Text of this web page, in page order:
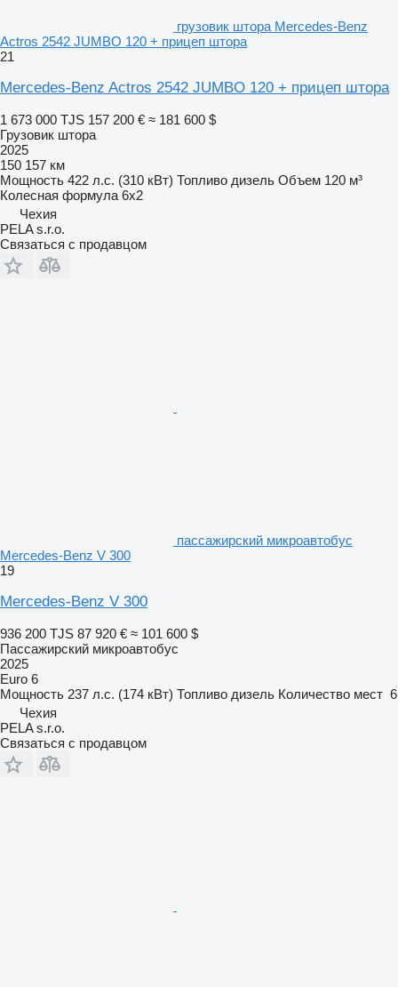
грузовик штора Mercedes-Benz
Actros 2542 JUMBO 120 + прицеп штора
21
Mercedes-Benz Actros 2542 JUMBO 120 + прицеп штора
1 673 000 TJS 157 200 € ≈ 181 600 $
Грузовик штора
2025
150 157 км
Мощность 422 л.с. (310 кВт) Топливо дизель Объем 120 м³
Колесная формула 6x2
Чехия
PELA s.r.o.
Связаться с продавцом
пассажирский микроавтобус
Mercedes-Benz V 300
19
Mercedes-Benz V 300
936 200 TJS 87 920 € ≈ 101 600 $
Пассажирский микроавтобус
2025
Euro 6
Мощность 237 л.с. (174 кВт) Топливо дизель Количество мест 6
Чехия
PELA s.r.o.
Связаться с продавцом